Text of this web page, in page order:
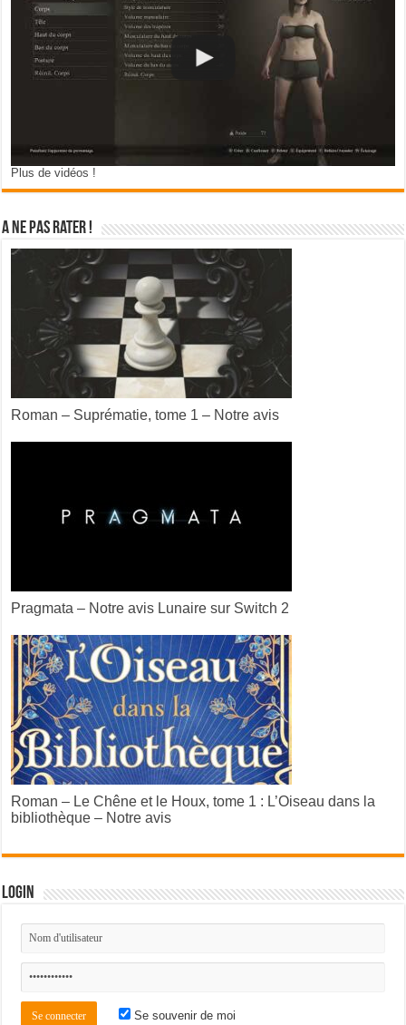
Plus de vidéos !
A ne pas rater !
Roman – Suprématie, tome 1 – Notre avis
Pragmata – Notre avis Lunaire sur Switch 2
Roman – Le Chêne et le Houx, tome 1 : L’Oiseau dans la
bibliothèque – Notre avis
Login
Se souvenir de moi